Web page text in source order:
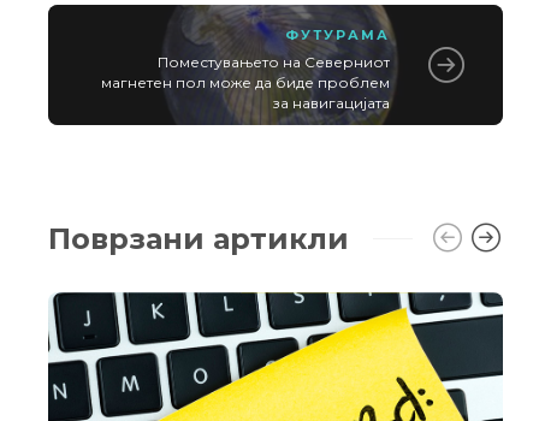
ФУТУРАМА
Поместувањето на Северниот
магнетен пол може да биде проблем
за навигацијата
Поврзани артикли